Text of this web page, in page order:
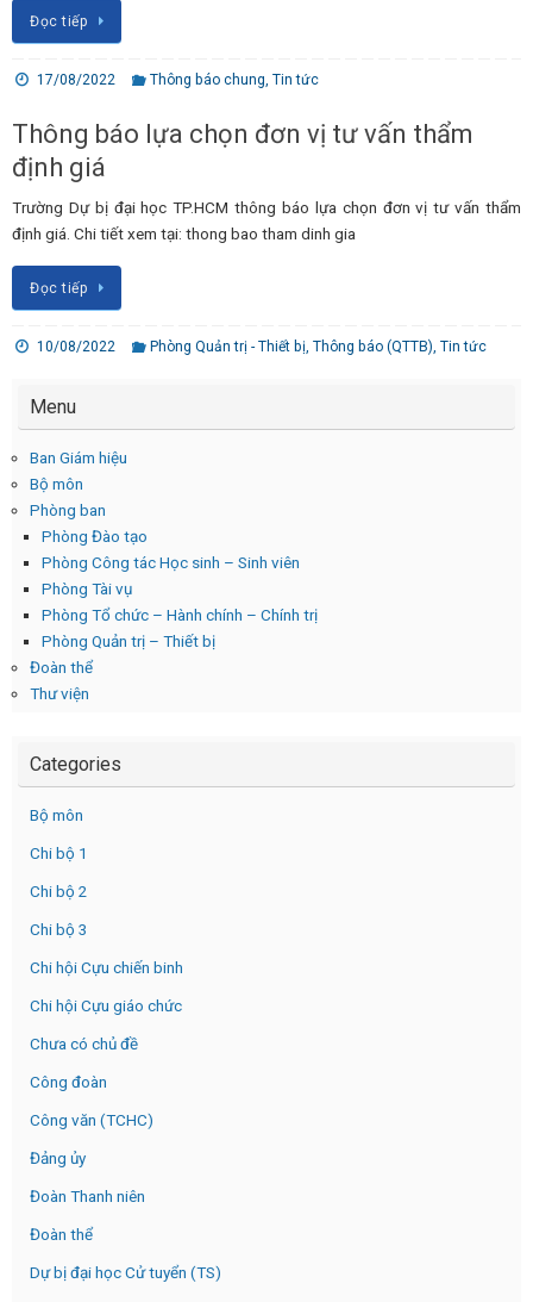
Đọc tiếp
17/08/2022 Thông báo chung,Tin tức
Thông báo lựa chọn đơn vị tư vấn thẩm
định giá
Trường Dự bị đại học TP.HCM thông báo lựa chọn đơn vị tư vấn thẩm
định giá. Chi tiết xem tại: thong bao tham dinh gia
Đọc tiếp
10/08/2022 Phòng Quản trị - Thiết bị,Thông báo (QTTB),Tin tức
Menu
Ban Giám hiệu
Bộ môn
Phòng ban
Phòng Đào tạo
Phòng Công tác Học sinh – Sinh viên
Phòng Tài vụ
Phòng Tổ chức – Hành chính – Chính trị
Phòng Quản trị – Thiết bị
Đoàn thể
Thư viện
Categories
Bộ môn
Chi bộ 1
Chi bộ 2
Chi bộ 3
Chi hội Cựu chiến binh
Chi hội Cựu giáo chức
Chưa có chủ đề
Công đoàn
Công văn (TCHC)
Đảng ủy
Đoàn Thanh niên
Đoàn thể
Dự bị đại học Cử tuyển (TS)